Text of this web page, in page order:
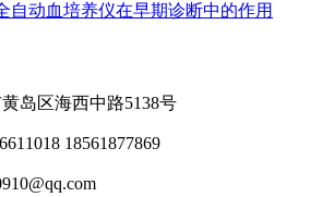
自动血培养仪在早期诊断中的作用
岛区海西中路5138号
18561877869